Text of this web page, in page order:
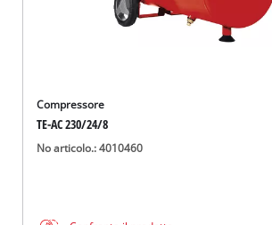
Compressore
TE-AC 230/24/8
No articolo.: 4010460